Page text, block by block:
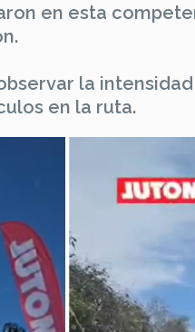
en esta
la
en la ruta.